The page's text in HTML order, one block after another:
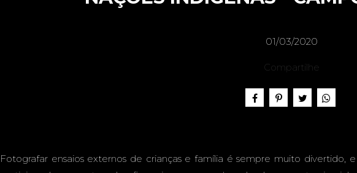
BRENO,
01/03/2020
Compartilhe
Fotografar ensaios externos de crianças e família é sempre muito